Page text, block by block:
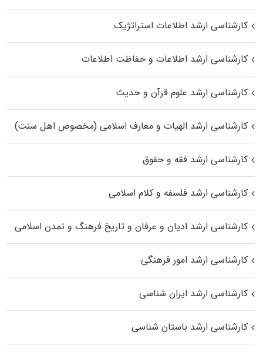
کارشناسی ارشد اطلاعات استراتژیک
کارشناسی ارشد اطلاعات و حفاظت اطلاعات
کارشناسی ارشد علوم قرآن و حدیث
کارشناسی ارشد الهیات و معارف اسلامی (مخصوص اهل سنت)
کارشناسی ارشد فقه و حقوق
کارشناسی ارشد فلسفه و کلام اسلامی
کارشناسی ارشد ادیان و عرفان و تاریخ فرهنگ و تمدن اسلامی
کارشناسی ارشد امور فرهنگی
کارشناسی ارشد ایران شناسی
کارشناسی ارشد باستان شناسی